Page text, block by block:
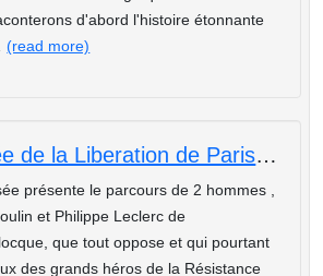
d'abord l'histoire étonnante
(read more)
Musée de la Liberation de Paris Jean Moulin Marechal Leclerc
présente le parcours de 2 hommes ,
et Philippe Leclerc de
que tout oppose et qui pourtant
des grands héros de la Résistance